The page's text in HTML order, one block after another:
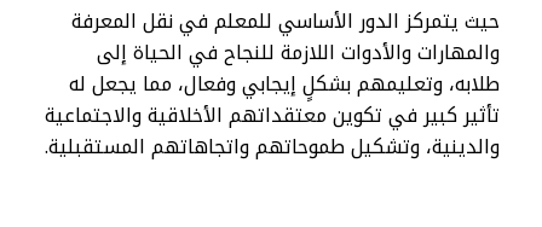
حيث يتمركز الدور الأساسي للمعلم في نقل المعرفة
والمهارات والأدوات اللازمة للنجاح في الحياة إلى
طلابه، وتعليمهم بشكلٍ إيجابي وفعال، مما يجعل له
تأثير كبير في تكوين معتقداتهم الأخلاقية والاجتماعية
والدينية، وتشكيل طموحاتهم واتجاهاتهم المستقبلية.